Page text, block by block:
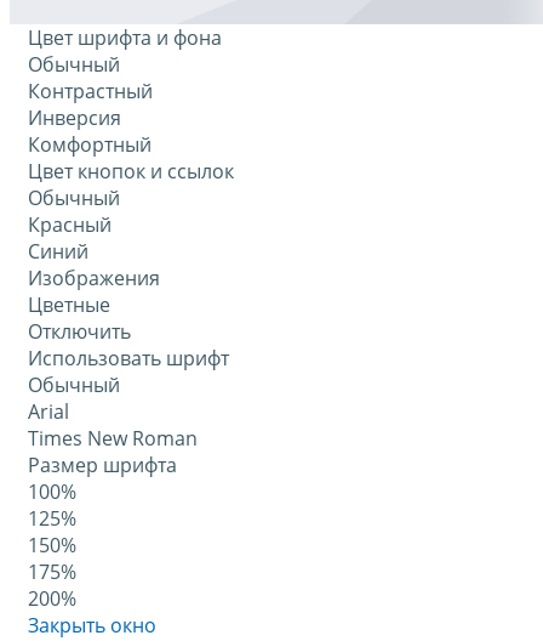
Цвет шрифта и фона
Обычный
Контрастный
Инверсия
Комфортный
Цвет кнопок и ссылок
Обычный
Красный
Синий
Изображения
Цветные
Отключить
Использовать шрифт
Обычный
Arial
Times New Roman
Размер шрифта
100%
125%
150%
175%
200%
Закрыть окно